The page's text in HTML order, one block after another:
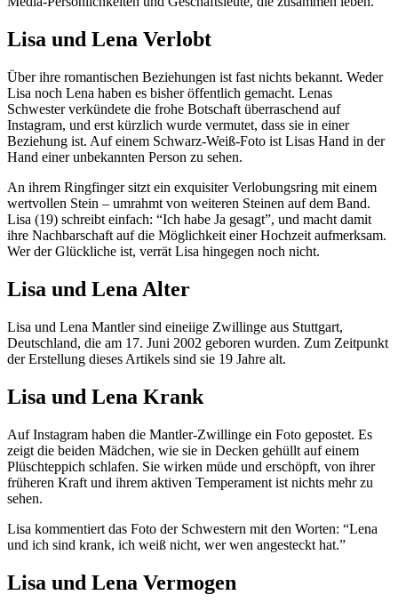
Lisa und Lena Verlobt
Über ihre romantischen Beziehungen ist fast nichts bekannt. Weder
Lisa noch Lena haben es bisher öffentlich gemacht. Lenas
Schwester verkündete die frohe Botschaft überraschend auf
Instagram, und erst kürzlich wurde vermutet, dass sie in einer
Beziehung ist. Auf einem Schwarz-Weiß-Foto ist Lisas Hand in der
Hand einer unbekannten Person zu sehen.
An ihrem Ringfinger sitzt ein exquisiter Verlobungsring mit einem
wertvollen Stein – umrahmt von weiteren Steinen auf dem Band.
Lisa (19) schreibt einfach: “Ich habe Ja gesagt”, und macht damit
ihre Nachbarschaft auf die Möglichkeit einer Hochzeit aufmerksam.
Wer der Glückliche ist, verrät Lisa hingegen noch nicht.
Lisa und Lena Alter
Lisa und Lena Mantler sind eineiige Zwillinge aus Stuttgart,
Deutschland, die am 17. Juni 2002 geboren wurden. Zum Zeitpunkt
der Erstellung dieses Artikels sind sie 19 Jahre alt.
Lisa und Lena Krank
Auf Instagram haben die Mantler-Zwillinge ein Foto gepostet. Es
zeigt die beiden Mädchen, wie sie in Decken gehüllt auf einem
Plüschteppich schlafen. Sie wirken müde und erschöpft, von ihrer
früheren Kraft und ihrem aktiven Temperament ist nichts mehr zu
sehen.
Lisa kommentiert das Foto der Schwestern mit den Worten: “Lena
und ich sind krank, ich weiß nicht, wer wen angesteckt hat.”
Lisa und Lena Vermogen